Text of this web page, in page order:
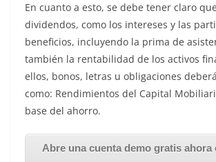
En cuanto a esto, se debe tener claro
dividendos, como los intereses y las
beneficios, incluyendo la prima de
también la rentabilidad de los activos
ellos, bonos, letras u obligaciones
como: Rendimientos del Capital
base del ahorro.
Abre una cuenta demo gratis ahora